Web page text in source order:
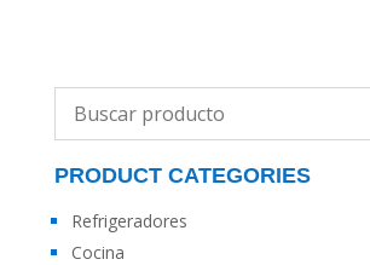
PRODUCT CATEGORIES
Refrigeradores
Cocina